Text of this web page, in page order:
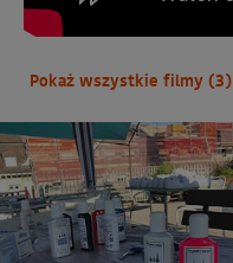
Pokaż wszystkie filmy (3)